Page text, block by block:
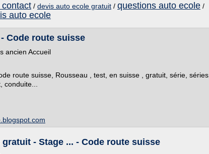
/ devis auto ecole gratuit / questions auto ecole /
auto ecole
Code route suisse
ancien Accueil
route suisse, Rousseau , test, en suisse , gratuit, série, séries,
- Stage ... - Code route suisse